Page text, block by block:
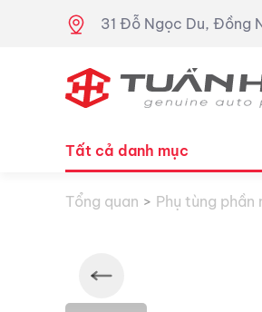
31 Đỗ Ngọc Du, Đồng
Tất cả danh mục
Tổng quan Phụ tùng phần